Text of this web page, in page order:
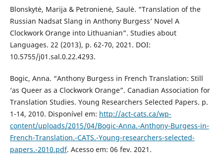
Blonskytė, Marija & Petronienė, Saulė. “Translation of the
Russian Nadsat Slang in Anthony Burgess’ Novel A
Clockwork Orange into Lithuanian”. Studies about
Languages. 22 (2013), p. 62-70, 2021. DOI:
10.5755/j01.sal.0.22.4293.
Bogic, Anna. “Anthony Burgess in French Translation: Still
‘as Queer as a Clockwork Orange”. Canadian Association for
Translation Studies. Young Researchers Selected Papers. p.
1-14, 2010. Disponível em: http://act-cats.ca/wp-
content/uploads/2015/04/Bogic-Anna.-Anthony-Burgess-in-
French-Translation.-CATS.-Young-researchers-selected-
papers.-2010.pdf. Acesso em: 06 fev. 2021.